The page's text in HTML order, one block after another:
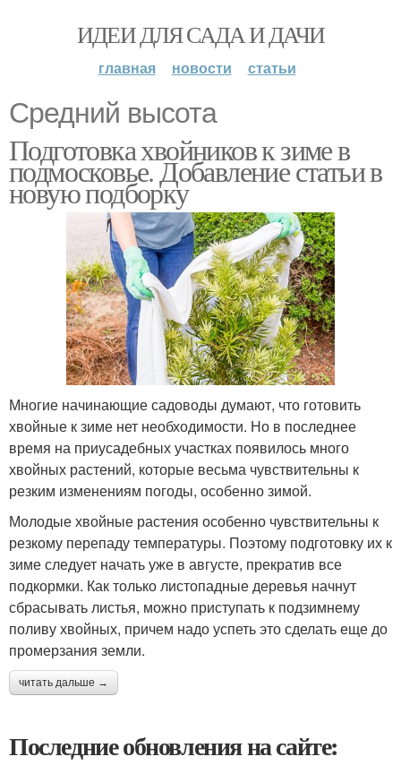
ИДЕИ ДЛЯ САДА И ДАЧИ
главная новости статьи
Средний высота
Подготовка хвойников к зиме в
подмосковье. Добавление статьи в
новую подборку
Многие начинающие садоводы думают, что готовить
хвойные к зиме нет необходимости. Но в последнее
время на приусадебных участках появилось много
хвойных растений, которые весьма чувствительны к
резким изменениям погоды, особенно зимой.
Молодые хвойные растения особенно чувствительны к
резкому перепаду температуры. Поэтому подготовку их к
зиме следует начать уже в августе, прекратив все
подкормки. Как только листопадные деревья начнут
сбрасывать листья, можно приступать к подзимнему
поливу хвойных, причем надо успеть это сделать еще до
промерзания земли.
читать дальше →
Последние обновления на сайте: